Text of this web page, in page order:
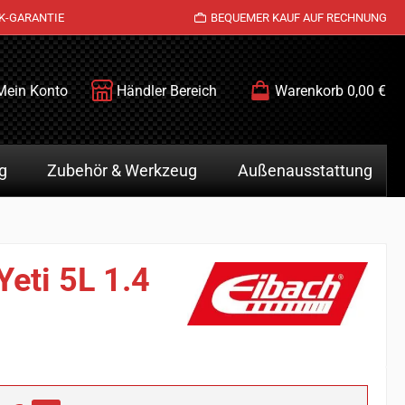
GARANTIE BEQUEMER KAUF AUF RECHNUNG
Konto Händler Bereich Warenkorb 0,00 €
Zubehör & Werkzeug Außenausstattung
5L 1.4